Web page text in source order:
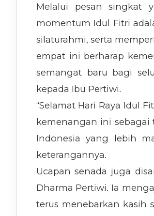
Melalui pesan singkat
momentum Idul Fitri
silaturahmi, serta
empat ini berharap
semangat baru bagi
kepada Ibu Pertiwi.
“Selamat Hari Raya Idul
kemenangan ini
Indonesia yang lebih
keterangannya.
Ucapan senada juga
Dharma Pertiwi. Ia
terus menebarkan kasih